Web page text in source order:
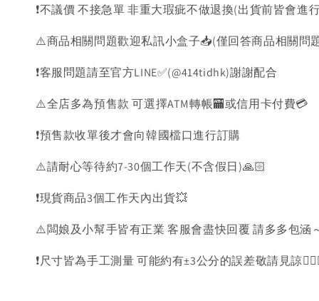
❗️不議價 不接急單 非重大瑕疵不做退換(出貨前皆會進
⚠️商品相關問題歡迎私訊小盒子📥(僅回答商品相關問題
❗️客服問題請至官方LINE✅(@414tidhk)謝謝配合
⚠️全店多為預售款 可選擇ATM轉帳🏧或信用卡付費💳
❗️預售款收單後才會向韓國檔口進行訂購
⚠️請耐心等待約7-30個工作天(不含假日)🙏🏻
❗️現貨商品3個工作天內出貨💥
⚠️闆娘及小幫手皆有正業 客服會盡快回覆 請多多包涵
❗️尺寸皆為手工測量 可能約有±3公分的誤差敬請見諒